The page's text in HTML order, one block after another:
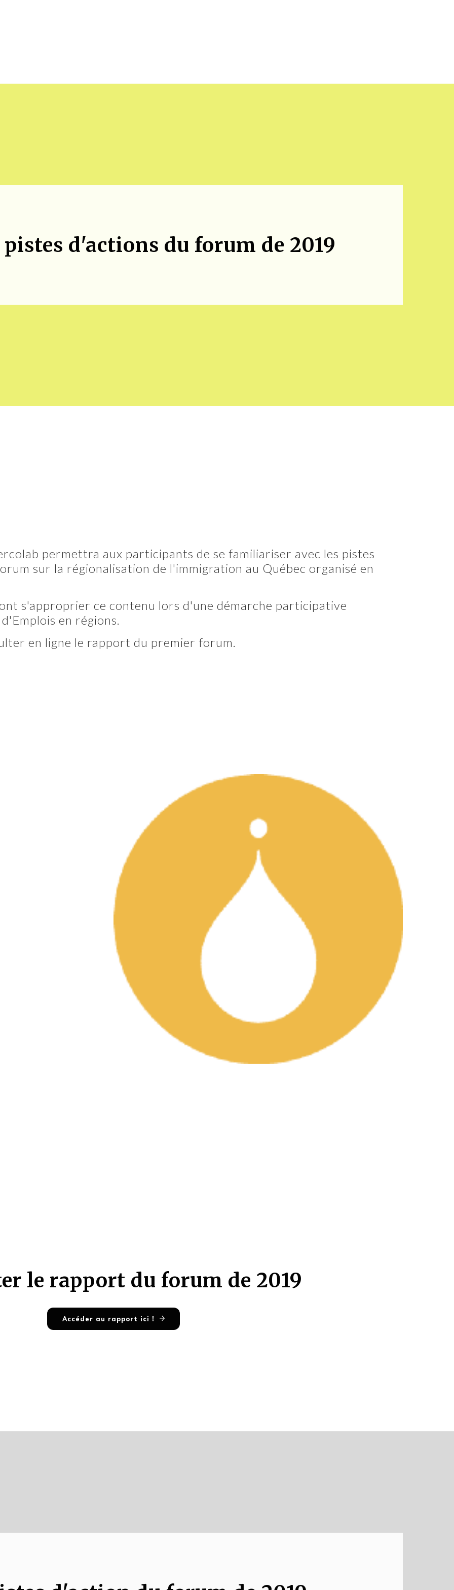
pistes d'actions du forum de 2019
permettra aux participants de se familiariser avec les pistes
sur la régionalisation de l'immigration au Québec organisé en
s'approprier ce contenu lors d'une démarche participative
en régions.
en ligne le rapport du premier forum.
le rapport du forum de 2019
Accéder au rapport ici !